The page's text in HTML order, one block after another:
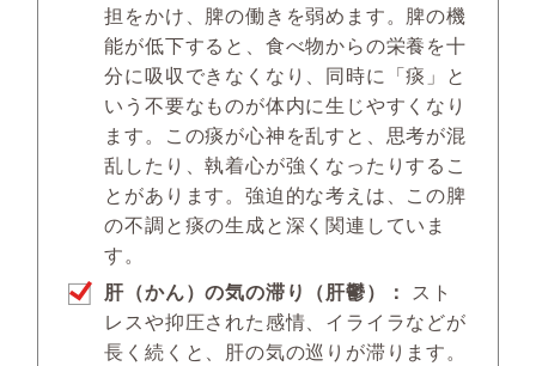
担をかけ、脾の働きを弱めます。脾の機
能が低下すると、食べ物からの栄養を十
分に吸収できなくなり、同時に「痰」と
いう不要なものが体内に生じやすくなり
ます。この痰が心神を乱すと、思考が混
乱したり、執着心が強くなったりするこ
とがあります。強迫的な考えは、この脾
の不調と痰の生成と深く関連していま
す。
肝（かん）の気の滞り（肝鬱）： スト
レスや抑圧された感情、イライラなどが
長く続くと、肝の気の巡りが滞ります。